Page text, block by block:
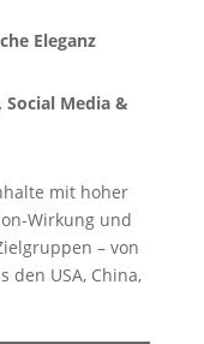
Eleganz
Media &
mit hoher
Wirkung und
– von
den USA, China,